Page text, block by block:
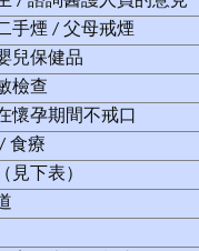
手煙 / 父母戒煙
兒保健品
檢查
懷孕期間不戒口
食療
見下表）